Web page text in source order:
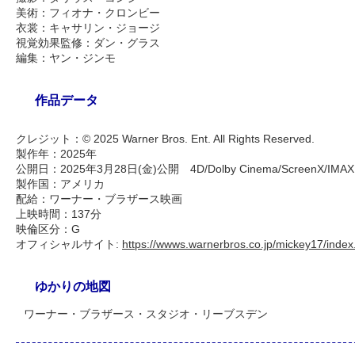
美術：フィオナ・クロンビー
衣裳：キャサリン・ジョージ
視覚効果監修：ダン・グラス
編集：ヤン・ジンモ
作品データ
クレジット：© 2025 Warner Bros. Ent. All Rights Reserved.
製作年：2025年
公開日：2025年3月28日(金)公開 4D/Dolby Cinema/ScreenX/
製作国：アメリカ
配給：ワーナー・ブラザース映画
上映時間：137分
映倫区分：G
オフィシャルサイト: https://wwws.warnerbros.co.jp/mickey17/
ゆかりの地図
ワーナー・ブラザース・スタジオ・リーブスデン